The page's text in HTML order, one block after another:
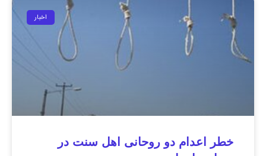
اخبار
خطر اعدام دو روحانی اهل سنت در